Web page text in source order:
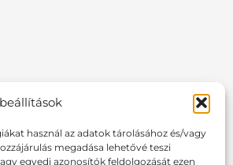
használ az adatok tárolásához és/vagy
megadása lehetővé teszi
egyedi azonosítók feldolgozását ezen